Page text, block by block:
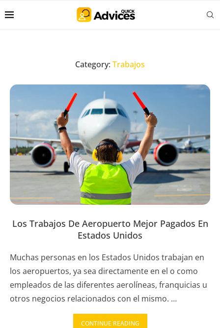
Category: Trabajos
Los Trabajos De Aeropuerto Mejor Pagados En
Estados Unidos
Muchas personas en los Estados Unidos trabajan en
los aeropuertos, ya sea directamente en el o como
empleados de las diferentes aerolíneas, franquicias u
otros negocios relacionados con el mismo. …
CONTINUE READING